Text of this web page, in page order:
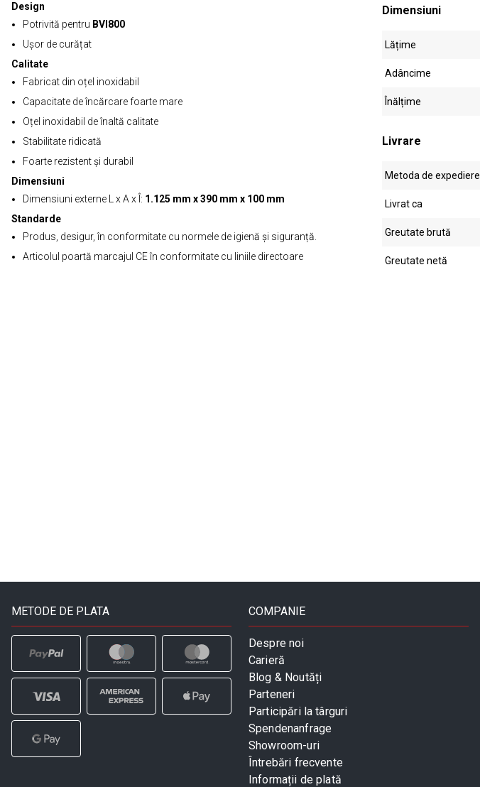
Design
Potrivită pentru BVI800
Ușor de curățat
Calitate
Fabricat din oțel inoxidabil
Capacitate de încărcare foarte mare
Oțel inoxidabil de înaltă calitate
Stabilitate ridicată
Foarte rezistent și durabil
Dimensiuni
Dimensiuni externe L x A x Î: 1.125 mm x 390 mm x 100 mm
Standarde
Produs, desigur, în conformitate cu normele de igienă și siguranță.
Articolul poartă marcajul CE în conformitate cu liniile directoare
Dimensiuni
Lățime
Adâncime
Înălțime
Livrare
Metoda de expediere
Livrat ca
Greutate brută
Greutate netă
METODE DE PLATA COMPANIE
Despre noi
Carieră
Blog & Noutăți
Parteneri
Participări la târguri
Spendenanfrage
Showroom-uri
Întrebări frecvente
Informații de plată